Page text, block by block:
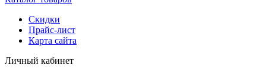
Скидки
Прайс-лист
Карта сайта
Личный кабинет